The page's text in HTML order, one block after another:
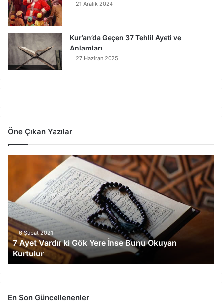
21 Aralık 2024
Kur’an’da Geçen 37 Tehlil Ayeti ve
Anlamları
27 Haziran 2025
Öne Çıkan Yazılar
t
V
a
r
d
r
k
i
G
6 Şubat 2021
7 Ayet Vardır ki Gök Yere İnse Bunu Okuyan
Kurtulur
En Son Güncellenenler